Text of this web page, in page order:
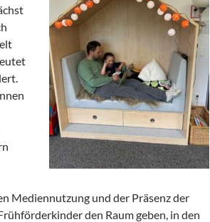
Mediennutzung und der Präsenz der
den Raum geben, in den